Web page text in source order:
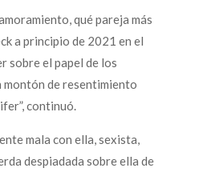
qué pareja más
a principio de 2021 en el
sobre el papel de los
montón de resentimiento
continuó.
mala con ella, sexista,
despiadada sobre ella de